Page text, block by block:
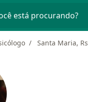
está procurando?
Santa Maria, Rs